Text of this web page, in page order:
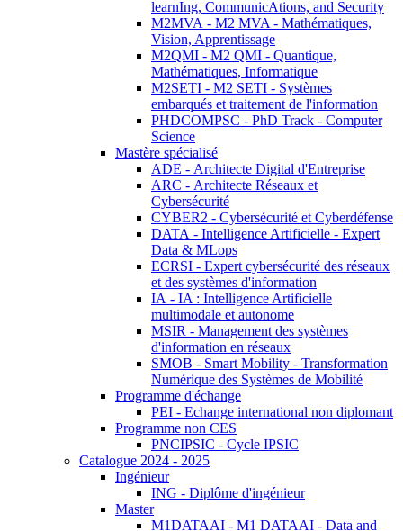
learnIng, CommunicAtions, and Security
M2MVA - M2 MVA - Mathématiques,
Vision, Apprentissage
M2QMI - M2 QMI - Quantique,
Mathématiques, Informatique
M2SETI - M2 SETI - Systèmes
embarqués et traitement de l'information
PHDCOMPSC - PhD Track - Computer
Science
Mastère spécialisé
ADE - Architecte Digital d'Entreprise
ARC - Architecte Réseaux et
Cybersécurité
CYBER2 - Cybersécurité et Cyberdéfense
DATA - Intelligence Artificielle - Expert
Data & MLops
ECRSI - Expert cybersécurité des réseaux
et des systèmes d'information
IA - IA : Intelligence Artificielle
multimodale et autonome
MSIR - Management des systèmes
d'information en réseaux
SMOB - Smart Mobility - Transformation
Numérique des Systèmes de Mobilité
Programme d'échange
PEI - Echange international non diplomant
Programme non CES
PNCIPSIC - Cycle IPSIC
Catalogue 2024 - 2025
Ingénieur
ING - Diplôme d'ingénieur
Master
M1DATAAI - M1 DATAAI - Data and